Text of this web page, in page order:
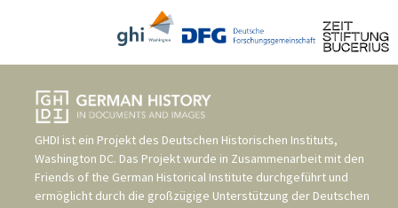
GHDI ist ein Projekt des Deutschen Historischen Instituts,
Washington DC. Das Projekt wurde in Zusammenarbeit mit den
Friends of the German Historical Institute durchgeführt und
ermöglicht durch die großzügige Unterstützung der Deutschen